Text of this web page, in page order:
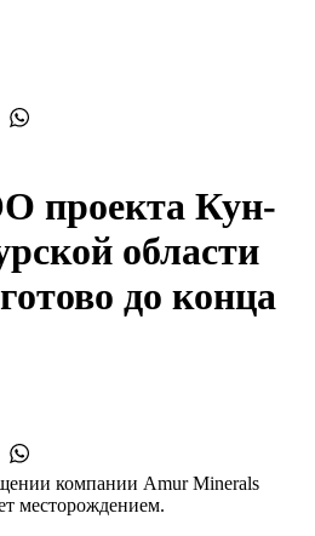
проекта Кун-
области
до конца
компании Amur Minerals
месторождением.